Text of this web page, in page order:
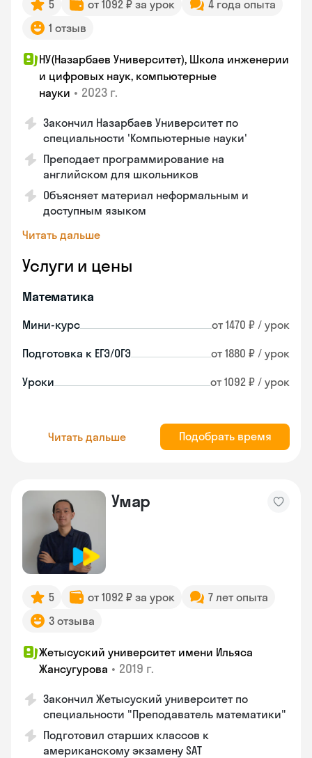
5 от 1092 ₽ за урок
4 года опыта
1 отзыв
НУ(Назарбаев Университет), Школа инженерии
и цифровых наук, компьютерные
науки • 2023 г.
Закончил Назарбаев Университет по
специальности 'Компьютерные науки'
Преподает программирование на
английском для школьников
Объясняет материал неформальным и
доступным языком
Читать дальше
Услуги и цены
Математика
Мини-курс от 1470 ₽ / урок
Подготовка к ЕГЭ/ОГЭ от 1880 ₽ / урок
Уроки от 1092 ₽ / урок
Читать дальше Подобрать время
Умар
5 от 1092 ₽ за урок
7 лет опыта
3 отзыва
Жетысуский университет имени Ильяса
Жансугурова • 2019 г.
Закончил Жетысуский университет по
специальности "Преподаватель математики"
Подготовил старших классов к
американскому экзамену SAT